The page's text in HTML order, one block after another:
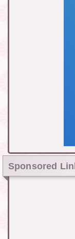
Sponsored